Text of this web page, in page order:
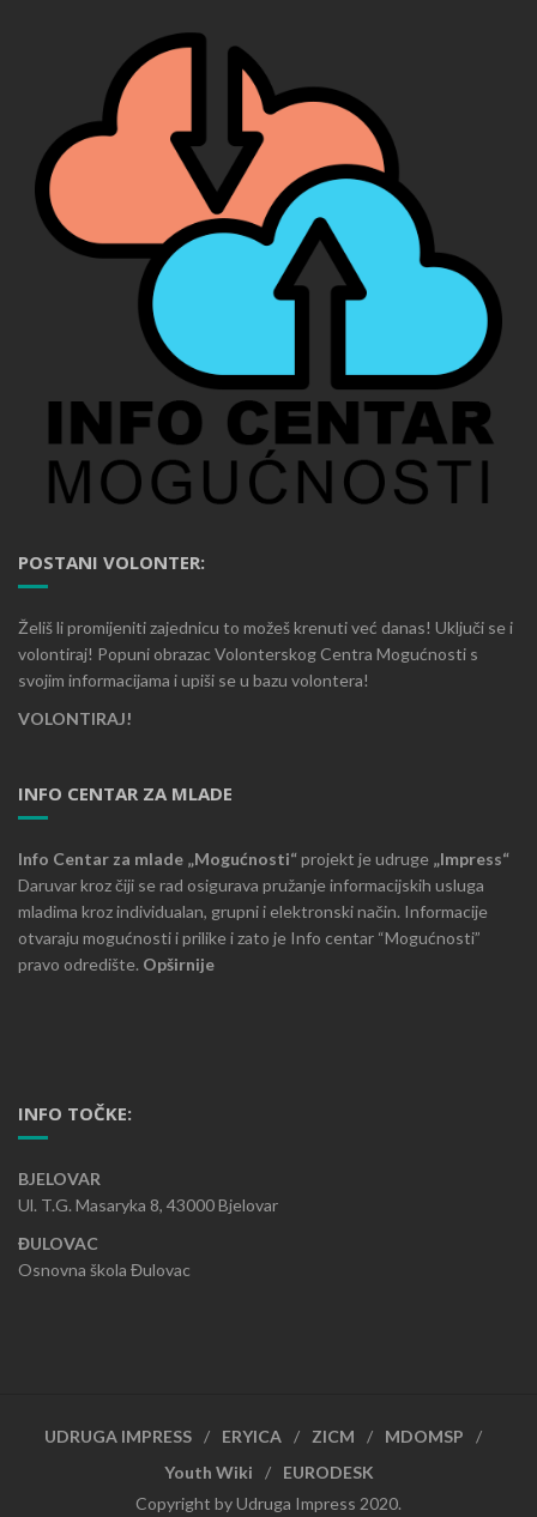
POSTANI VOLONTER:
Želiš li promijeniti zajednicu to možeš krenuti već danas! Uključi se i
volontiraj! Popuni obrazac Volonterskog Centra Mogućnosti s
svojim informacijama i upiši se u bazu volontera!
VOLONTIRAJ!
INFO CENTAR ZA MLADE
Info Centar za mlade „Mogućnosti“projekt je udruge „Impress“
Daruvar kroz čiji se rad osigurava pružanje informacijskih usluga
mladima kroz individualan, grupni i elektronski način. Informacije
otvaraju mogućnosti i prilike i zato je Info centar “Mogućnosti”
pravo odredište. Opširnije
INFO TOČKE:
BJELOVAR
Ul. T.G. Masaryka 8, 43000 Bjelovar
ĐULOVAC
Osnovna škola Đulovac
UDRUGA IMPRESS ERYICA ZICM
MDOMSP
Youth Wiki
EURODESK
Copyright by Udruga Impress 2020.